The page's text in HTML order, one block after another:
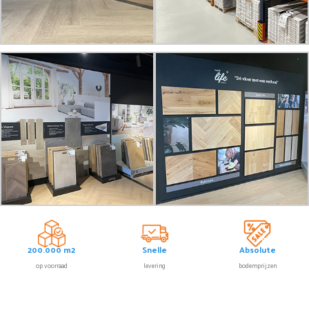
200.000 m2
op voorraad
Snelle
levering
Absolute
bodemprijzen